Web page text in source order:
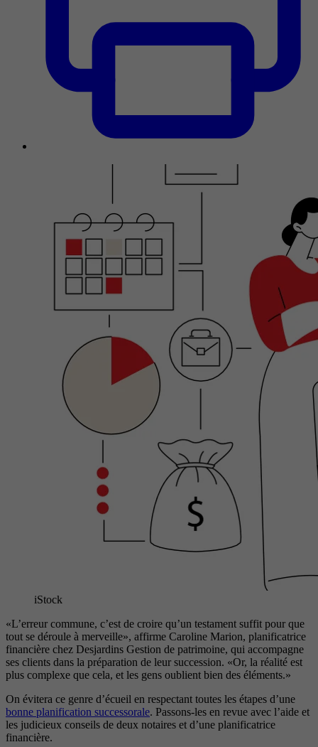
iStock
«L’erreur commune, c’est de croire qu’un testament suffit pour que
tout se déroule à merveille», affirme Caroline Marion, planificatrice
financière chez Desjardins Gestion de patrimoine, qui accompagne
ses clients dans la préparation de leur succession. «Or, la réalité est
plus complexe que cela, et les gens oublient bien des éléments.»
On évitera ce genre d’écueil en respectant toutes les étapes d’une
bonne planification successorale. Passons-les en revue avec l’aide et
les judicieux conseils de deux notaires et d’une planificatrice
financière.